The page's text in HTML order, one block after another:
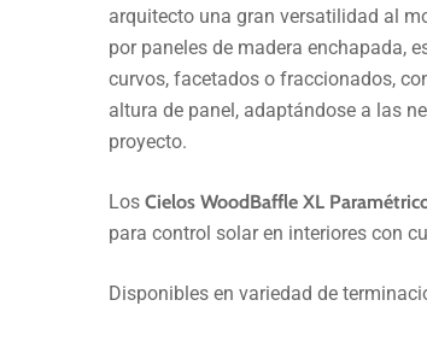
arquitecto una gran versatilidad al
por paneles de madera enchapada,
curvos, facetados o fraccionados,
altura de panel, adaptándose a las
proyecto.
LosCielos WoodBaffle XL
para control solar en interiores con
Disponibles en variedad de